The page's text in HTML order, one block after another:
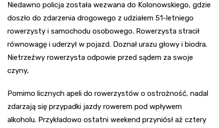
Niedawno policja została wezwana do Kolonowskiego, gdzie
doszło do zdarzenia drogowego z udziałem 51-letniego
rowerzysty i samochodu osobowego. Rowerzysta stracił
równowagę i uderzył w pojazd. Doznał urazu głowy i biodra.
Nietrzeźwy rowerzysta odpowie przed sądem za swoje
czyny,
Pomimo licznych apeli do rowerzystów o ostrożność, nadal
zdarzają się przypadki jazdy rowerem pod wpływem
alkoholu. Przykładowo ostatni weekend przyniósł aż cztery